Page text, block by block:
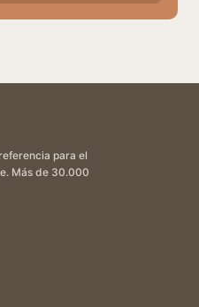
para el
Más de 30.000